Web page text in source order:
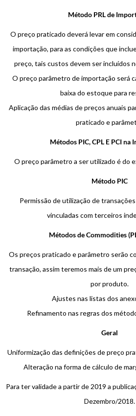
Método PRL de
O preço praticado deverá levar em
importação, para as condições que
preço, tais custos devem ser incluídos
O preço parâmetro de importação será
baixa do estoque para
Aplicação das médias de preços anuais
praticado e
Métodos PIC, CPL E PCI na
O preço parâmetro a ser utilizado é do
Método PIC
Permissão de utilização de
vinculadas com terceiros
Métodos de Commodities
Os preços praticado e parâmetro serão
transação, assim teremos mais de um
por produto.
Ajustes nas listas dos
Refinamento nas regras dos
Geral
Uniformização das definições de preço
Alteração na forma de cálculo de
Para ter validade a partir de 2019 a
Dezembro/2018.